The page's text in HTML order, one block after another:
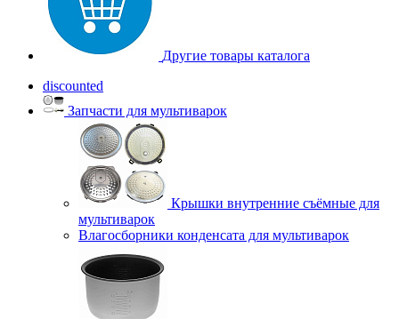
Другие товары каталога
discounted
Запчасти для мультиварок
Крышки внутренние съёмные для
мультиварок
Влагосборники конденсата для мультиварок